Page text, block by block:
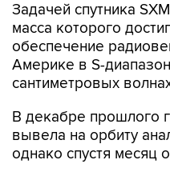
Задачей спутника
масса которого
обеспечение
Америке в S-
сантиметровых
В декабре прошлого
вывела на орбиту
однако спустя месяц